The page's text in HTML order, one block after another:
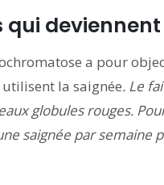
a pour
utilisent la saignée. Le
globules rouges.
saignée par semaine